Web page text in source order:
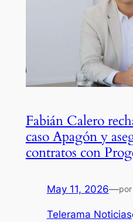
Fabián Calero
caso Apagón y
contratos con
May 11, 2026—por
Telerama Noticias